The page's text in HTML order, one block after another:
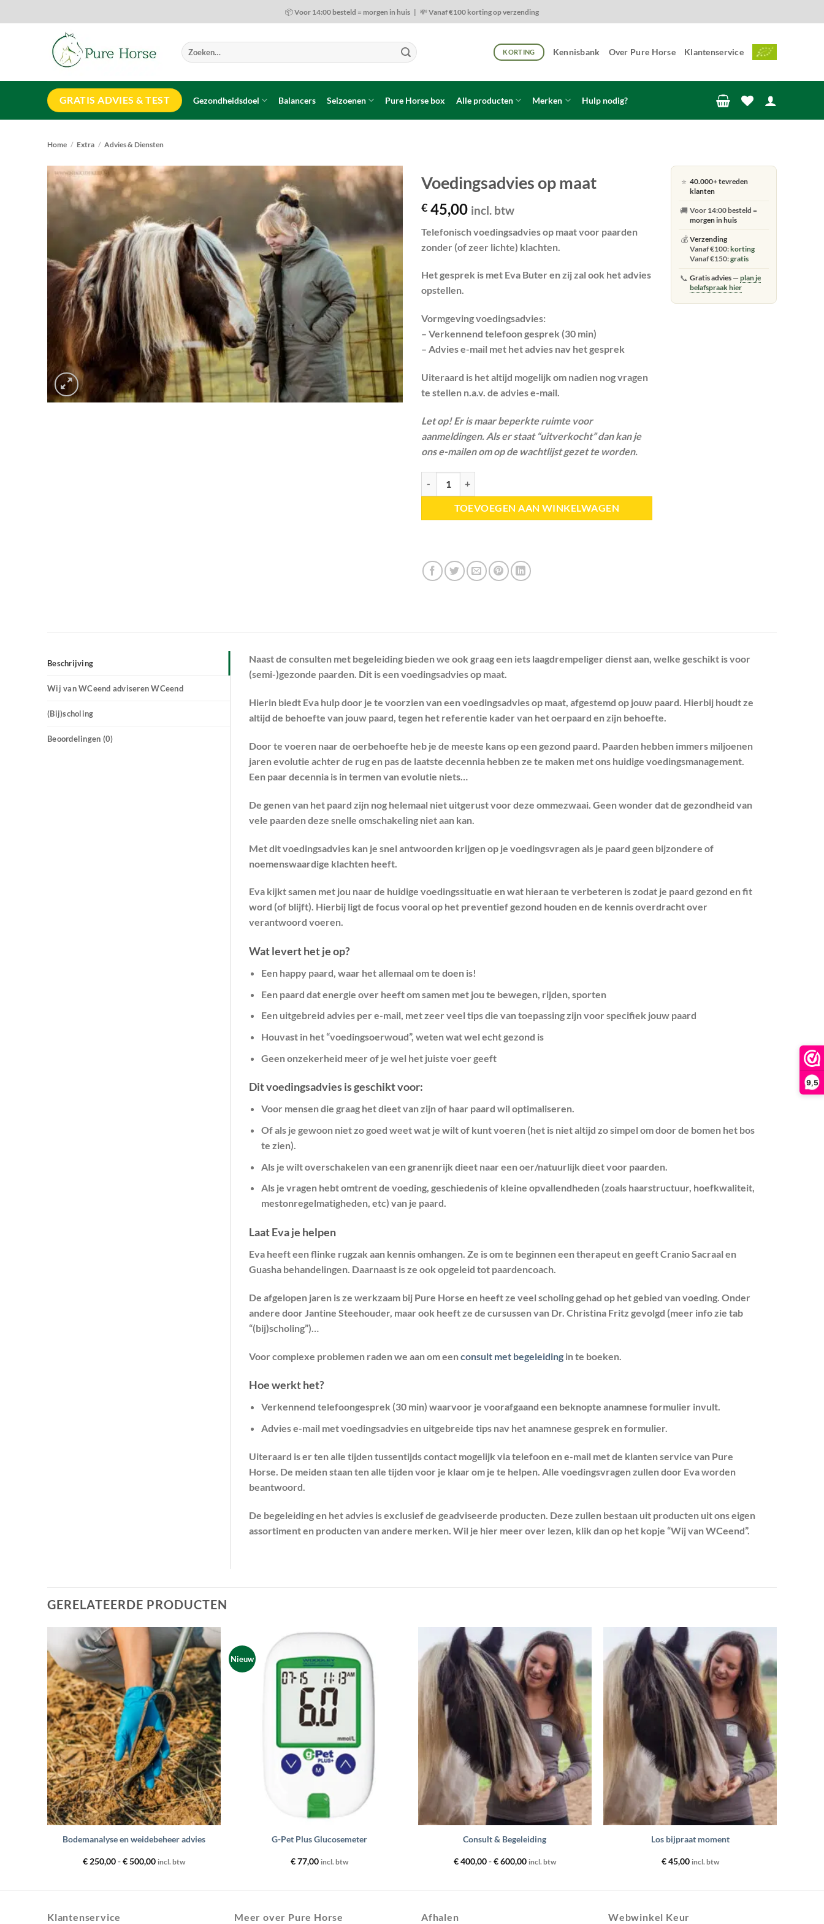
9,5
naar
📦 Voor 14:00 besteld = morgen in huis | 💸 Vanaf €100 korting op verzending
Zoeken
naar:
KORTING Kennisbank Over Pure Horse Klantenservice
GRATIS ADVIES & TEST Gezondheidsdoel Balancers Seizoenen Pure Horse box Alle producten Merken Hulp nodig?
Home / Extra / Advies & Diensten
aan
wenslijst
Voedingsadvies op maat
€ 45,00 incl. btw
Telefonisch voedingsadvies op maat voor paarden
zonder (of zeer lichte) klachten.
Het gesprek is met Eva Buter en zij zal ook het advies
opstellen.
Vormgeving voedingsadvies:
– Verkennend telefoon gesprek (30 min)
– Advies e-mail met het advies nav het gesprek
Uiteraard is het altijd mogelijk om nadien nog vragen
te stellen n.a.v. de advies e-mail.
Let op! Er is maar beperkte ruimte voor
aanmeldingen. Als er staat “uitverkocht” dan kan je
ons e-mailen om op de wachtlijst gezet te worden.
TOEVOEGEN AAN WINKELWAGEN
⭐ 40.000+ tevreden
klanten
🚚 Voor 14:00 besteld =
morgen in huis
💰 Verzending
Vanaf €100:korting
Vanaf €150:gratis
📞 Gratis advies— plan je
belafspraak hier
Beschrijving
Wij van WCeend adviseren WCeend
(Bij)scholing
Beoordelingen (0)
Naast de consulten met begeleiding bieden we ook graag een iets laagdrempeliger dienst aan, welke geschikt is voor
(semi-)gezonde paarden. Dit is een voedingsadvies op maat.
Hierin biedt Eva hulp door je te voorzien van een voedingsadvies op maat, afgestemd op jouw paard. Hierbij houdt ze
altijd de behoefte van jouw paard, tegen het referentie kader van het oerpaard en zijn behoefte.
Door te voeren naar de oerbehoefte heb je de meeste kans op een gezond paard. Paarden hebben immers miljoenen
jaren evolutie achter de rug en pas de laatste decennia hebben ze te maken met ons huidige voedingsmanagement.
Een paar decennia is in termen van evolutie niets…
De genen van het paard zijn nog helemaal niet uitgerust voor deze ommezwaai. Geen wonder dat de gezondheid van
vele paarden deze snelle omschakeling niet aan kan.
Met dit voedingsadvies kan je snel antwoorden krijgen op je voedingsvragen als je paard geen bijzondere of
noemenswaardige klachten heeft.
Eva kijkt samen met jou naar de huidige voedingssituatie en wat hieraan te verbeteren is zodat je paard gezond en fit
word (of blijft). Hierbij ligt de focus vooral op het preventief gezond houden en de kennis overdracht over
verantwoord voeren.
Wat levert het je op?
Een happy paard, waar het allemaal om te doen is!
Een paard dat energie over heeft om samen met jou te bewegen, rijden, sporten
Een uitgebreid advies per e-mail, met zeer veel tips die van toepassing zijn voor specifiek jouw paard
Houvast in het “voedingsoerwoud”, weten wat wel echt gezond is
Geen onzekerheid meer of je wel het juiste voer geeft
Dit voedingsadvies is geschikt voor:
Voor mensen die graag het dieet van zijn of haar paard wil optimaliseren.
Of als je gewoon niet zo goed weet wat je wilt of kunt voeren (het is niet altijd zo simpel om door de bomen het bos
te zien).
Als je wilt overschakelen van een granenrijk dieet naar een oer/natuurlijk dieet voor paarden.
Als je vragen hebt omtrent de voeding, geschiedenis of kleine opvallendheden (zoals haarstructuur, hoefkwaliteit,
mestonregelmatigheden, etc) van je paard.
Laat Eva je helpen
Eva heeft een flinke rugzak aan kennis omhangen. Ze is om te beginnen een therapeut en geeft Cranio Sacraal en
Guasha behandelingen. Daarnaast is ze ook opgeleid tot paardencoach.
De afgelopen jaren is ze werkzaam bij Pure Horse en heeft ze veel scholing gehad op het gebied van voeding. Onder
andere door Jantine Steehouder, maar ook heeft ze de cursussen van Dr. Christina Fritz gevolgd (meer info zie tab
“(bij)scholing”)…
Voor complexe problemen raden we aan om eenconsult met begeleidingin te boeken.
Hoe werkt het?
Verkennend telefoongesprek (30 min) waarvoor je voorafgaand een beknopte anamnese formulier invult.
Advies e-mail met voedingsadvies en uitgebreide tips nav het anamnese gesprek en formulier.
Uiteraard is er ten alle tijden tussentijds contact mogelijk via telefoon en e-mail met de klanten service van Pure
Horse. De meiden staan ten alle tijden voor je klaar om je te helpen. Alle voedingsvragen zullen door Eva worden
beantwoord.
De begeleiding en het advies is exclusief de geadviseerde producten. Deze zullen bestaan uit producten uit ons eigen
assortiment en producten van andere merken. Wil je hier meer over lezen, klik dan op het kopje “Wij van WCeend”.
GERELATEERDE PRODUCTEN
Toevoegen
aan
wenslijst
+
Bodemanalyse en weidebeheer advies
€250,00-€500,00Prijsklasse:
incl. btw
Nieuw
Toevoegen
G-Pet Plus Glucosemeter
€77,00 incl. btw
Toevoegen
aan
wenslijst
Consult & Begeleiding
€400,00-€600,00Prijsklasse:
incl. btw
Toevoegen
aan
wenslijst
Los bijpraat moment
€45,00 incl. btw
Klantenservice Meer over Pure Horse Afhalen Webwinkel Keur